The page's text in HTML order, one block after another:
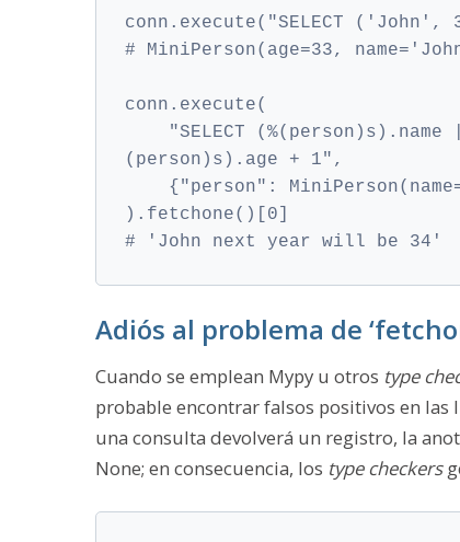
conn.execute("SELECT
# MiniPerson(age=33,
conn.execute(
"SELECT
(person)s).age + 1",
{"person":
).fetchone()[0]
# 'John next year will be 34'
Adiós al problema de
Cuando se emplean Mypy u otros type
probable encontrar falsos positivos en las
una consulta devolverá un registro, la
None; en consecuencia, los type checkers